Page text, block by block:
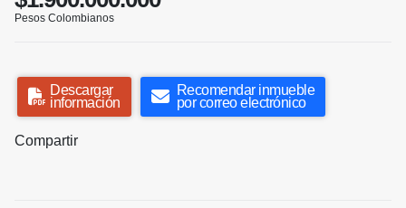
Pesos Colombianos
Descargar
información
Recomendar inmueble
por correo electrónico
Compartir